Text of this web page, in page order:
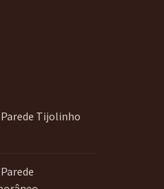
Tijolinho